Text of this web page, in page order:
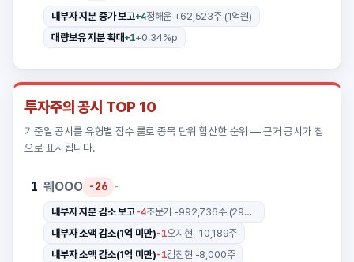
내부자 지분 증가 보고+4정해운 +62,523주 (1억원)
대량보유 지분 확대+1+0.34%p
투자주의 공시 TOP 10
기준일 공시를 유형별 점수 룰로 종목 단위 합산한 순위 — 근거 공시가 칩
으로 표시됩니다.
1 웨OOO -26 -
내부자 지분 감소 보고-4
조문기 -992,736주 (29억원)
내부자 소액 감소(1억 미만)-1오지현 -10,189주
내부자 소액 감소(1억 미만)-1김진현 -8,000주